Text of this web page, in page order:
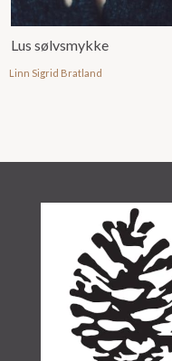
Lus sølvsmykke
Linn Sigrid Bratland